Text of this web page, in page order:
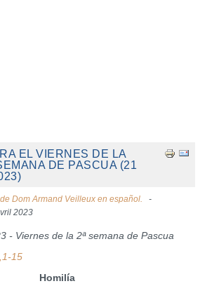
EL VIERNES DE LA
DE PASCUA (21
Dom Armand Veilleux en español.
2023
- Viernes de la 2ª semana de Pascua
15
Homilía